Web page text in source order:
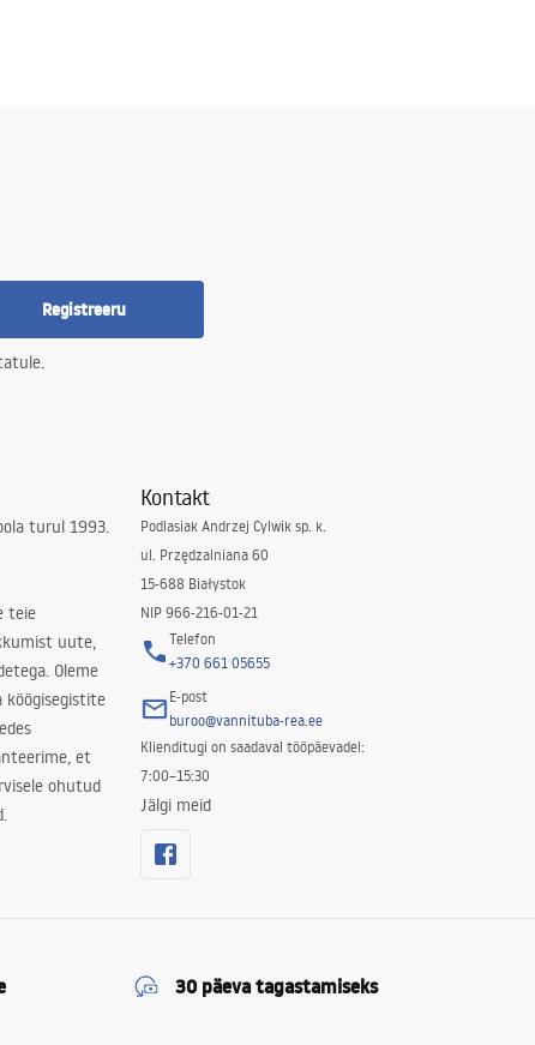
Registreeru
turul 1993.
teie
uute,
Oleme
köögisegistite
et
ohutud
Kontakt
Podlasiak Andrzej Cylwik sp. k.
ul. Przędzalniana 60
15-688 Białystok
NIP 966-216-01-21
Telefon
+370 661 05655
E-post
buroo@vannituba-rea.ee
Klienditugi on saadaval tööpäevadel:
7:00–15:30
Jälgi meid
30 päeva tagastamiseks